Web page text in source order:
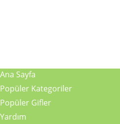
Ana Sayfa
Popüler Kategoriler
Popüler Gifler
Yardım